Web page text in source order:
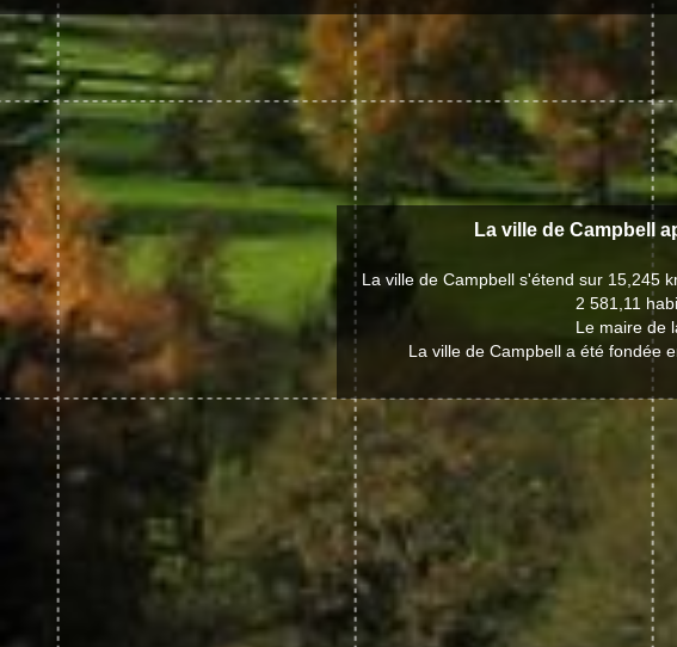
La ville de Campbell
La ville de Campbell s'étend sur 15,245
2 581,11
Le maire de
La ville de Campbell a été fondée